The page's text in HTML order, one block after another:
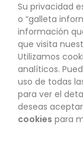
Su privacidad
o “galleta
información
que visita
Utilizamos
analíticos.
uso de todas
para ver el
deseas
cookies para